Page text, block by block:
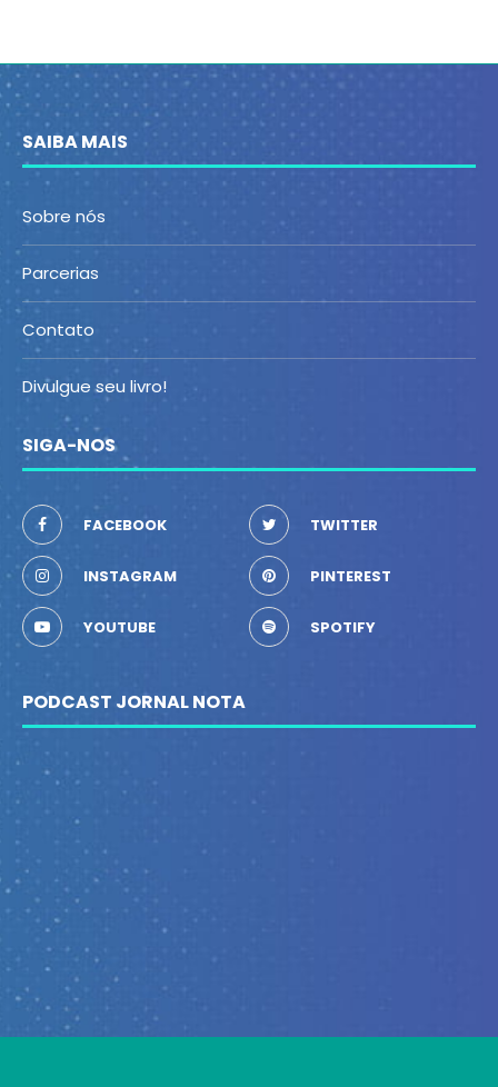
SAIBA MAIS
Sobre nós
Parcerias
Contato
Divulgue seu livro!
SIGA-NOS
FACEBOOK TWITTER
INSTAGRAM PINTEREST
YOUTUBE SPOTIFY
PODCAST JORNAL NOTA